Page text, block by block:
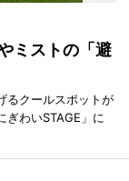
ミストの「避
るクールスポットが
ぎわいSTAGE」に